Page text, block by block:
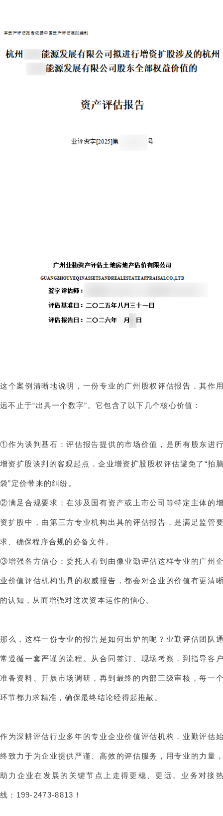
这个案例清晰地说明，一份专业的广州股权评估报告，其作
远不止于“出具一个数字”。它包含了以下几个核心价值：
①作为谈判基石：评估报告提供的市场价值，是所有股东进
增资扩股谈判的客观起点，企业增资扩股股权评估避免了“拍
袋”定价带来的纠纷。
②满足合规要求：在涉及国有资产或上市公司等特定主体的
资扩股中，由第三方专业机构出具的评估报告，是满足监管
求、确保程序合规的必备文件。
③增强各方信心：委托人看到由像业勤评估这样专业的广州
业价值评估机构出具的权威报告，都会对企业的价值有更清
的认知，从而增强对这次资本运作的信心。
那么，这样一份专业的报告是如何出炉的呢？业勤评估团队
常遵循一套严谨的流程。从合同签订、现场考察，到指导客
准备资料、开展市场调研，再到最终的内部三级审核，每一
环节都力求精准，确保最终结论经得起推敲。
作为深耕评估行业多年的专业企业价值评估机构 ，业勤评估
终致力于为企业提供严谨、高效的评估服务，用专业的力量
助力企业在发展的关键节点上走得更稳、更远。业务对接
线：199-2473-8813！